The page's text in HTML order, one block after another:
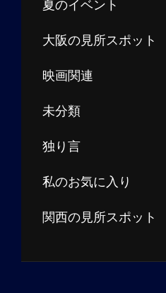
夏のイベント
大阪の見所スポット
映画関連
未分類
独り言
私のお気に入り
関西の見所スポット